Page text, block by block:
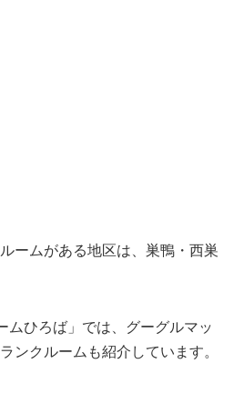
ームがある地区は、巣鴨・西巣
ムひろば」では、グーグルマッ
ンクルームも紹介しています。